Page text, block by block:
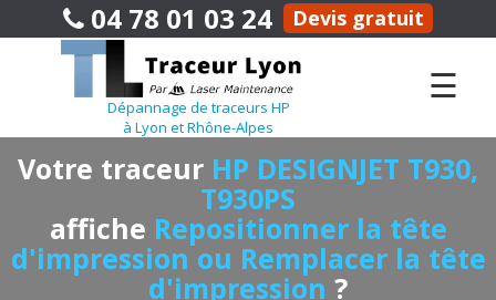
04 78 01 03 24 Devis gratuit
Dépannage de traceurs HP
à Lyon et Rhône-Alpes
☰
Votre traceur HP DESIGNJET T930,
T930PS
affiche Repositionner la tête
d'impression ou Remplacer la tête
d'impression ?